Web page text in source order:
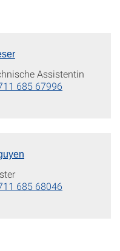
Assistentin
685 67996
685 68046